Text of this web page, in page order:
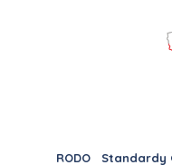
RODO Standardy